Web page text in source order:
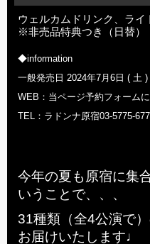
ウェルカムドリンク、ラ
※非売品特典つき（日替）
◆information
一般発売日 2024年7月6日 ( 土
WEB：当ページ予約フォーム
TEL：ラドンナ原宿03-5775-
今年の夏も原宿に集
いうことで、、、
31種類（全4公演で
お届けいたします♩